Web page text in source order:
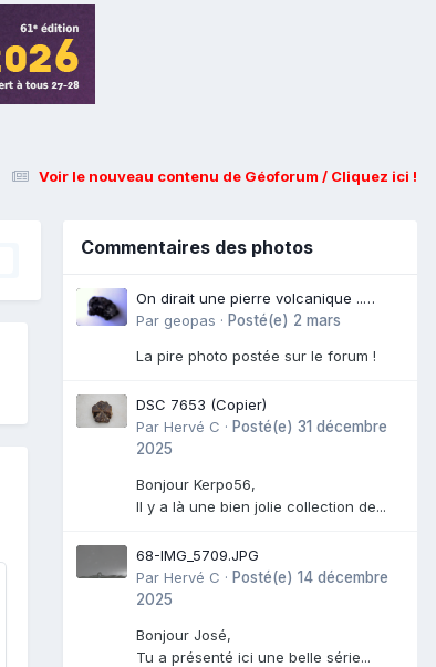
Voir le nouveau contenu de Géoforum / Cliquez ici !
Commentaires des photos
On dirait une pierre volcanique ..
Langogne- Rive de l\'Alli
Par geopas · Posté(e) 2 mars
La pire photo postée sur le forum !
DSC 7653 (Copier)
Par Hervé C · Posté(e) 31 décembre
2025
Bonjour Kerpo56,
Il y a là une bien jolie collection de...
68-IMG_5709.JPG
Par Hervé C · Posté(e) 14 décembre
2025
Bonjour José,
Tu a présenté ici une belle série...